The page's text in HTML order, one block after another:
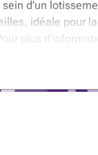
d’un
idéale pour
plus